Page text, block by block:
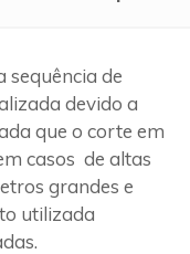
sequência de
devido a
que o corte em
casos de altas
grandes e
utilizada